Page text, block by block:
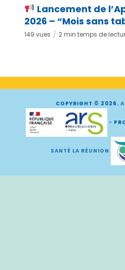
Lancement de
2026 – “Mois sans
149 vues 2 min temps de
COPYRIGHT © 2026.
-
SANTÉ LA RÉUNION